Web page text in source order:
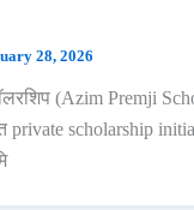
28, 2026
(Azim Premji
private scholarship